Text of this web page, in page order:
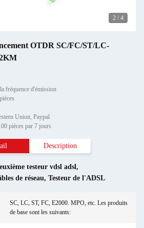
2 / 4
OTDR SC/FC/ST/LC-
fréquence d'émission
Union, Paypal
pièces par 7 jours
Description
testeur vdsl adsl,
de réseau, Testeur de l'ADSL
SC, LC, ST, FC, E2000. MPO, etc. Les produits
de base sont les suivants: